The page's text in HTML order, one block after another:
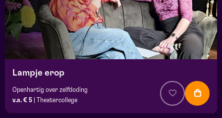
Lampje erop
Openhartig over zelfdoding
v.a. € 5
Theatercollege